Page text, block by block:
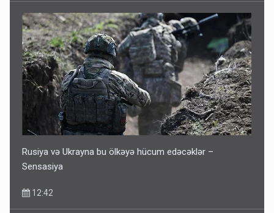
Rusiya və Ukrayna bu ölkəyə hücum edəcəklər –
Sensasiya
12:42